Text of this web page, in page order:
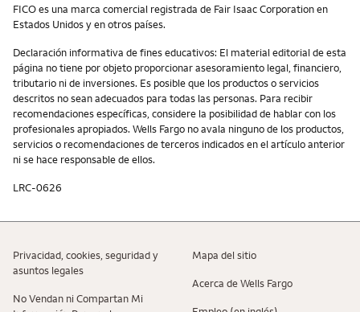
Otras cosas que necesita saber
FICO es una marca comercial registrada de Fair Isaac Corporation en
Estados Unidos y en otros países.
Declaración informativa de fines educativos: El material editorial de esta
página no tiene por objeto proporcionar asesoramiento legal, financiero,
tributario ni de inversiones. Es posible que los productos o servicios
descritos no sean adecuados para todas las personas. Para recibir
recomendaciones específicas, considere la posibilidad de hablar con los
profesionales apropiados. Wells Fargo no avala ninguno de los productos,
servicios o recomendaciones de terceros indicados en el artículo anterior
ni se hace responsable de ellos.
LRC-0626
Privacidad, cookies, seguridad y
asuntos legales
No Vendan ni Compartan Mi
Mapa del sitio
Acerca de Wells Fargo